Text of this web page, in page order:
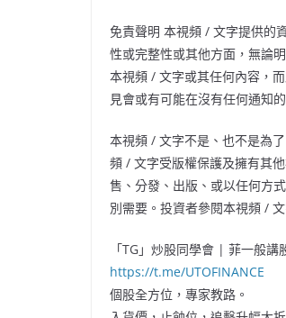
免責聲明 本視頻 / 文字提供的
性或完整性或其他方面，無論
本視頻 / 文字或其任何內容，
見會或有可能在沒有任何通知
本視頻 / 文字不是、也不是為
頻 / 文字受版權保護及擁有其
售、分發、出版、或以任何方
別需要。投資者參閱本視頻 /
「TG」炒股同學會 | 菲一般講
https://t.me/UTOFINANCE
個股全方位，專家教路。